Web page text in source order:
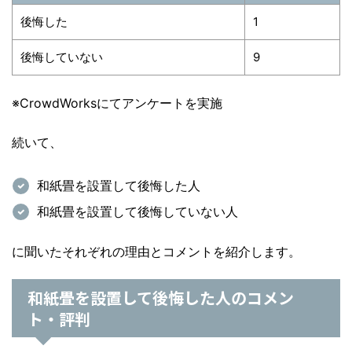
後悔した 1
後悔していない 9
※CrowdWorksにてアンケートを実施
続いて、
和紙畳を設置して後悔した人
和紙畳を設置して後悔していない人
に聞いたそれぞれの理由とコメントを紹介します。
和紙畳を設置して後悔した人のコメン
ト・評判